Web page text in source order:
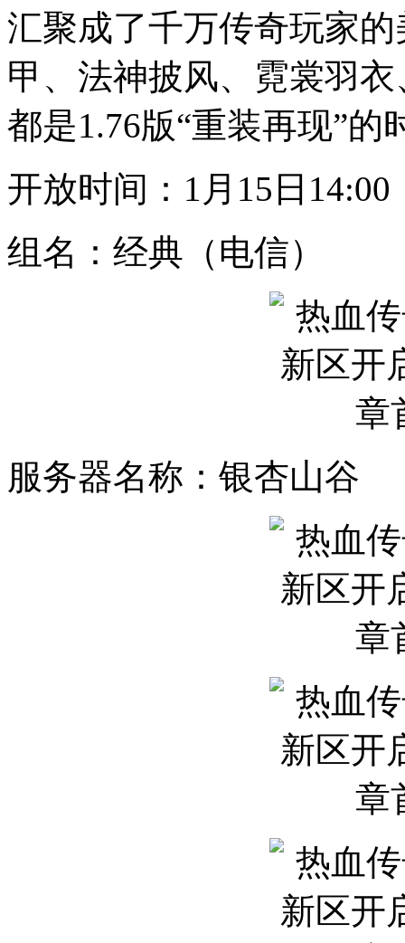
汇聚成了千万传奇玩家
甲、法神披风、霓裳羽
都是1.76版“重装再现”的
开放时间：1月15日14:00
组名：经典（电信）
服务器名称：银杏山谷